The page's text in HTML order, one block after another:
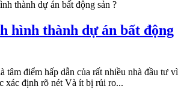
hình thành dự án bất động
tâm điểm hấp dẫn của rất nhiều nhà đầu tư vì
xác định rõ nét Và ít bị rủi ro...